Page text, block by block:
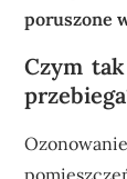
poruszone
Czym